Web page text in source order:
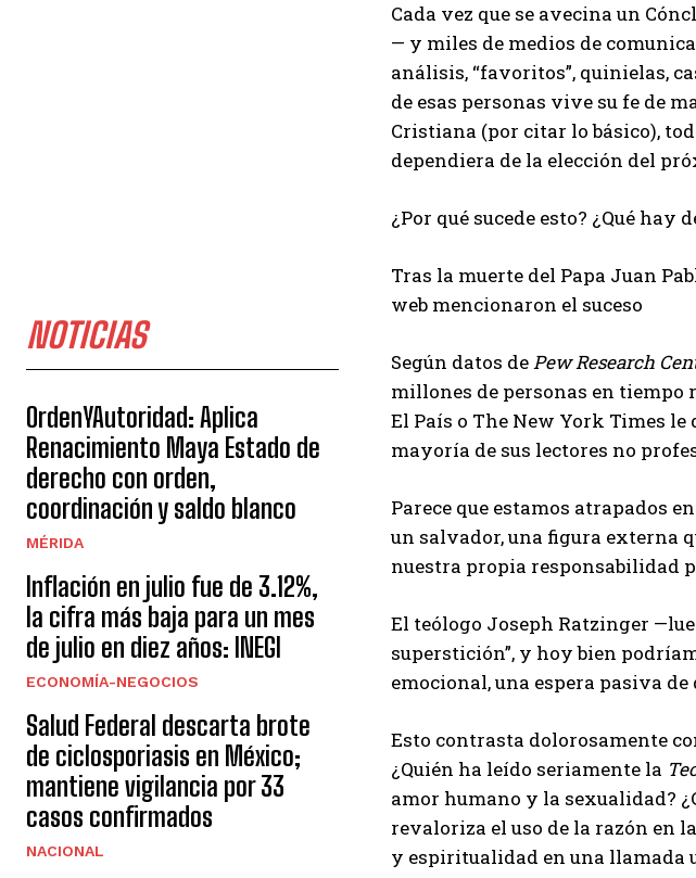
NOTICIAS
OrdenYAutoridad: Aplica
Renacimiento Maya Estado de
derecho con orden,
coordinación y saldo blanco
MÉRIDA
Inflación en julio fue de 3.12%,
la cifra más baja para un mes
de julio en diez años: INEGI
ECONOMÍA-NEGOCIOS
Salud Federal descarta brote
de ciclosporiasis en México;
mantiene vigilancia por 33
casos confirmados
NACIONAL
Cada vez que se avecina un
— y miles de medios de
análisis, “favoritos”, quinielas,
de esas personas vive su fe de
Cristiana (por citar lo básico),
dependiera de la elección del
¿Por qué sucede esto? ¿Qué
Tras la muerte del Papa Juan
web mencionaron el suceso
Según datos dePew Research
millones de personas en tiempo
El País o The New York Times
mayoría de sus lectores no
Parece que estamos atrapados
un salvador, una figura externa
nuestra propia responsabilidad
El teólogo Joseph Ratzinger
superstición”, y hoy bien
emocional, una espera pasiva
Esto contrasta dolorosamente
¿Quién ha leído seriamente la
amor humano y la sexualidad?
revaloriza el uso de la razón en
y espiritualidad en una llamada